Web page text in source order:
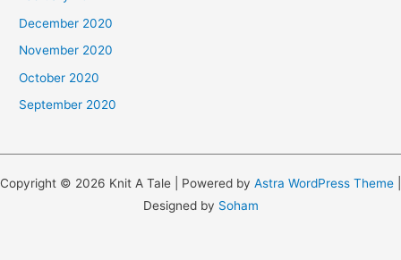
December 2020
November 2020
October 2020
September 2020
Copyright © 2026 Knit A Tale | Powered by Astra WordPress Theme
Designed by Soham